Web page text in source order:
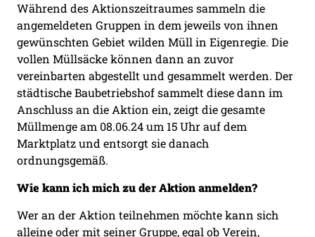
Während des Aktionszeitraumes sammeln die
angemeldeten Gruppen in dem jeweils von ihnen
gewünschten Gebiet wilden Müll in Eigenregie. Die
vollen Müllsäcke können dann an zuvor
vereinbarten abgestellt und gesammelt werden. Der
städtische Baubetriebshof sammelt diese dann im
Anschluss an die Aktion ein, zeigt die gesamte
Müllmenge am 08.06.24 um 15 Uhr auf dem
Marktplatz und entsorgt sie danach
ordnungsgemäß.
Wie kann ich mich zu der Aktion anmelden?
Wer an der Aktion teilnehmen möchte kann sich
alleine oder mit seiner Gruppe, egal ob Verein,